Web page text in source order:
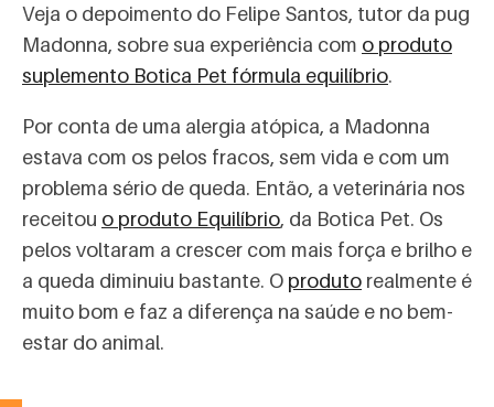
Veja o depoimento do Felipe Santos, tutor da pug
Madonna, sobre sua experiência com o produto
suplemento Botica Pet fórmula equilíbrio.
Por conta de uma alergia atópica, a Madonna
estava com os pelos fracos, sem vida e com um
problema sério de queda. Então, a veterinária nos
receitou o produto Equilíbrio, da Botica Pet. Os
pelos voltaram a crescer com mais força e brilho e
a queda diminuiu bastante. O produto realmente é
muito bom e faz a diferença na saúde e no bem-
estar do animal.